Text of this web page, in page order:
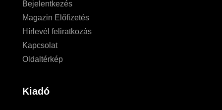
Bejelentkezés
Magazin Előfizetés
Hírlevél feliratkozás
Kapcsolat
Oldaltérkép
Kiadó